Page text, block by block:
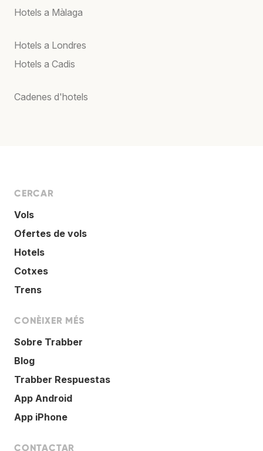
Hotels a Màlaga
Hotels a Londres
Hotels a Cadis
Cadenes d'hotels
CERCAR
Vols
Ofertes de vols
Hotels
Cotxes
Trens
CONÈIXER MÉS
Sobre Trabber
Blog
Trabber Respuestas
App Android
App iPhone
CONTACTAR